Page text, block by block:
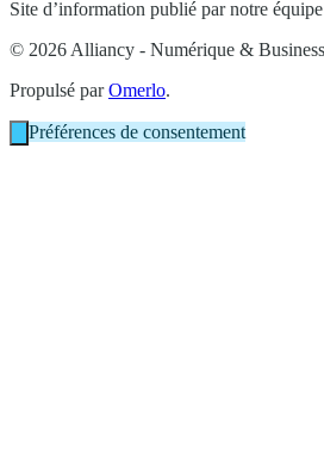
Site d’information publié par notre
© 2026 Alliancy - Numérique &
Propulsé parOmerlo.
Préférences de consentement